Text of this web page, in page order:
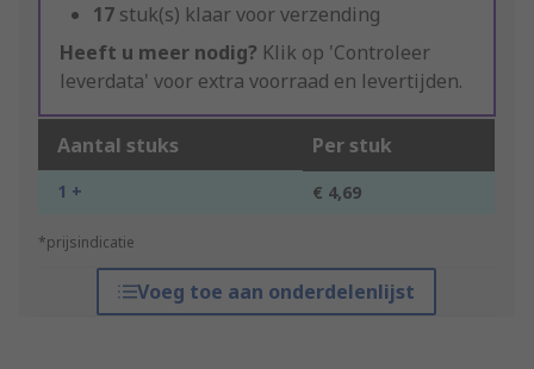
17 stuk(s) klaar voor verzending
Heeft u meer nodig? Klik op 'Controleer
leverdata' voor extra voorraad en levertijden.
Aantal stuks Per stuk
1 + € 4,69
*prijsindicatie
Voeg toe aan onderdelenlijst